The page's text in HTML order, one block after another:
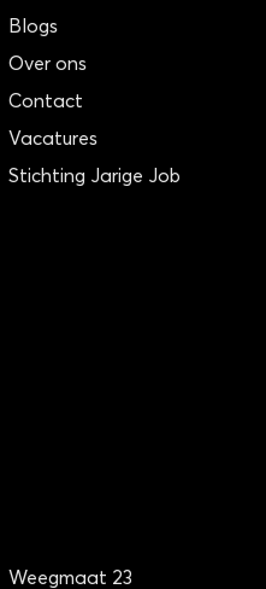
Blogs
Over ons
Contact
Vacatures
Stichting Jarige Job
Weegmaat 23